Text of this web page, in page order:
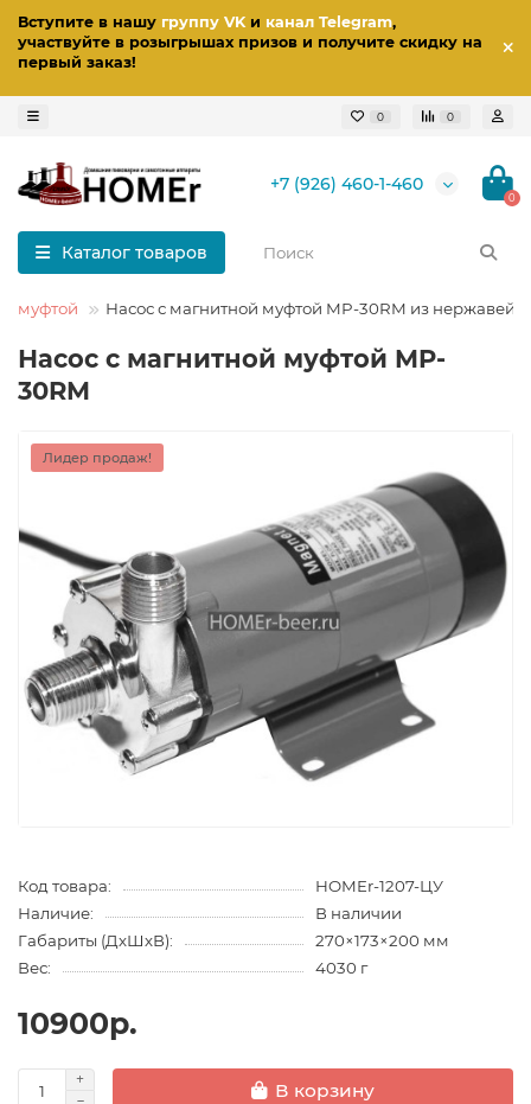
Вступите в нашу группу VKи канал Telegram,
участвуйте в розыгрышах призов и получите скидку на
первый заказ!
0 0
+7 (926) 460-1-460
0
Каталог товаров
муфтой Насос с магнитной муфтой MP-30RM из
Насос с магнитной муфтой MP-
30RM
Лидер продаж!
Код товара:
HOMEr-1207-ЦУ
Наличие:
В наличии
Габариты (ДхШхВ):
270×173×200 мм
Вес:
4030 г
10900р.
В корзину